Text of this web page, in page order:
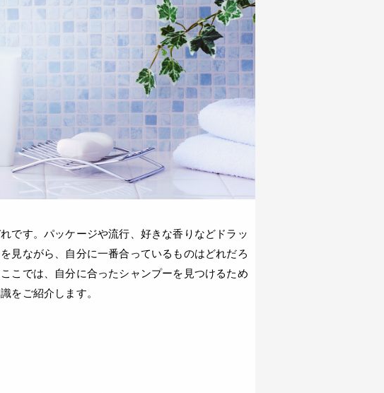
です。パッケージや流行、好きな香りなどドラッ
見ながら、自分に一番合っているものはどれだろ
こでは、自分に合ったシャンプーを見つけるため
をご紹介します。